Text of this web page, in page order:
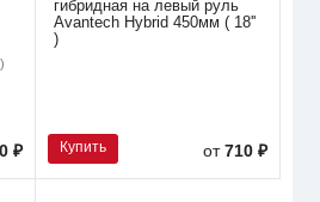
₽
гибридная на левый руль
Avantech Hybrid 450мм ( 18''
)
Купить от710 ₽